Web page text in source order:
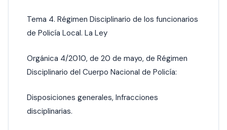
Tema 4. Régimen Disciplinario de los funcionarios
de Policía Local. La Ley
Orgánica 4/2010, de 20 de mayo, de Régimen
Disciplinario del Cuerpo Nacional de Policía:
Disposiciones generales, Infracciones
disciplinarias.